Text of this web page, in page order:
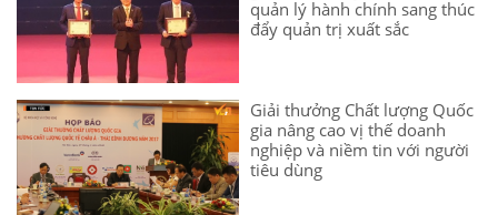
quản lý hành chính sang thúc
đẩy quản trị xuất sắc
Giải thưởng Chất lượng Quốc
gia nâng cao vị thế doanh
nghiệp và niềm tin với người
tiêu dùng